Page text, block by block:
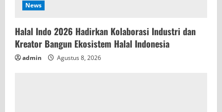
News
Halal Indo 2026 Hadirkan Kolaborasi Industri dan
Kreator Bangun Ekosistem Halal Indonesia
admin Agustus 8, 2026